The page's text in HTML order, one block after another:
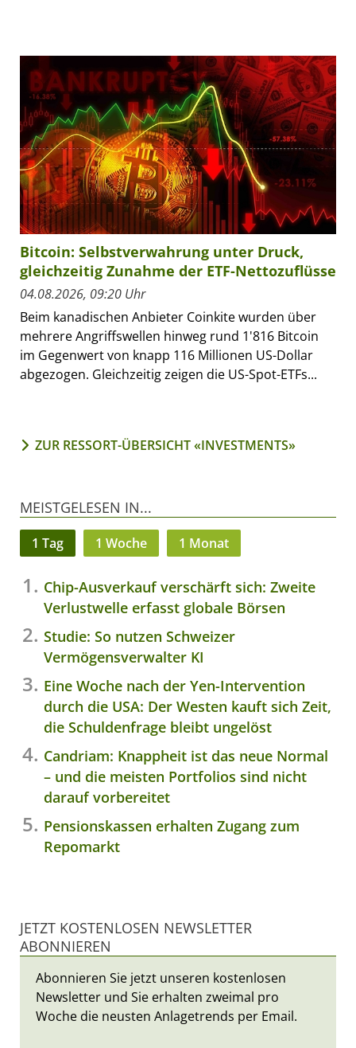
Bitcoin: Selbstverwahrung unter Druck,
gleichzeitig Zunahme der ETF-Nettozuflüsse
04.08.2026, 09:20 Uhr
Beim kanadischen Anbieter Coinkite wurden über
mehrere Angriffswellen hinweg rund 1'816 Bitcoin
im Gegenwert von knapp 116 Millionen US-Dollar
abgezogen. Gleichzeitig zeigen die US-Spot-ETFs...
ZUR RESSORT-ÜBERSICHT «INVESTMENTS»
MEISTGELESEN IN...
1 Tag 1 Woche 1 Monat
Chip-Ausverkauf verschärft sich: Zweite
Verlustwelle erfasst globale Börsen
Studie: So nutzen Schweizer
Vermögensverwalter KI
Eine Woche nach der Yen-Intervention
durch die USA: Der Westen kauft sich Zeit,
die Schuldenfrage bleibt ungelöst
Candriam: Knappheit ist das neue Normal
– und die meisten Portfolios sind nicht
darauf vorbereitet
Pensionskassen erhalten Zugang zum
Repomarkt
JETZT KOSTENLOSEN NEWSLETTER
ABONNIEREN
Abonnieren Sie jetzt unseren kostenlosen
Newsletter und Sie erhalten zweimal pro
Woche die neusten Anlagetrends per Email.